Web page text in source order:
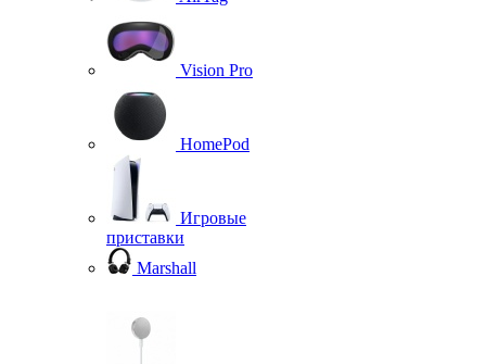
Vision Pro
HomePod
Игровые
приставки
Marshall